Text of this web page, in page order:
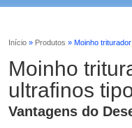
Início » Produtos » Moinho
Moinho
ultrafinos
Vantagens do